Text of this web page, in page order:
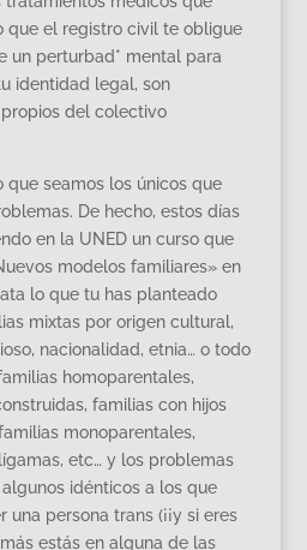
que el registro civil te obligue
un perturbad* mental para
identidad legal, son
del colectivo
que seamos los únicos que
De hecho, estos días
en la UNED un curso que
modelos familiares» en
lo que tu has planteado
mixtas por origen cultural,
nacionalidad, etnia… o todo
homoparentales,
familias con hijos
monoparentales,
etc… y los problemas
idénticos a los que
una persona trans (¡¡y si eres
estás en alguna de las